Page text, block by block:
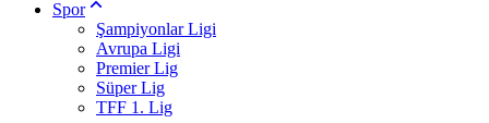
Spor
Şampiyonlar Ligi
Avrupa Ligi
Premier Lig
Süper Lig
TFF 1. Lig